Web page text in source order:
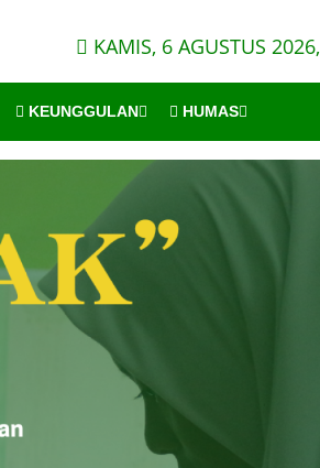
KAMIS, 6 AGUSTUS 2026,
KEUNGGULAN HUMAS